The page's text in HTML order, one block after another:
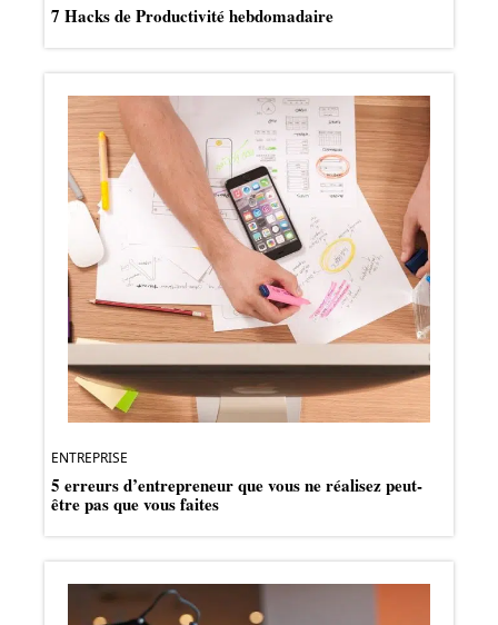
7 Hacks de Productivité hebdomadaire
ENTREPRISE
5 erreurs d’entrepreneur que vous ne réalisez peut-
être pas que vous faites